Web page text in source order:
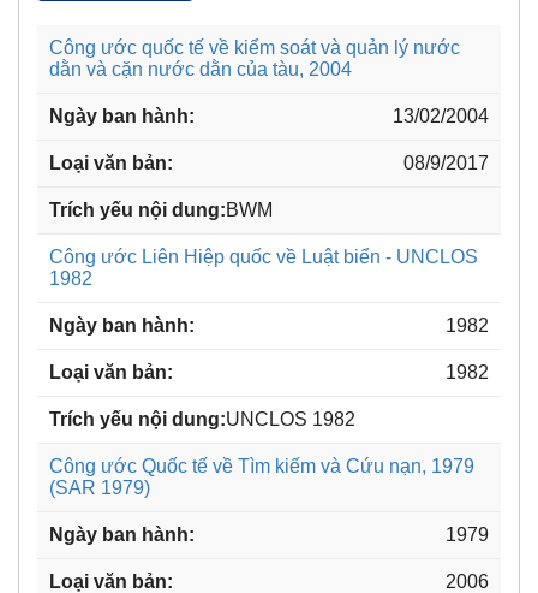
Công ước quốc tế về kiểm soát và quản lý nước
dằn và cặn nước dằn của tàu, 2004
13/02/2004
08/9/2017
BWM
Công ước Liên Hiệp quốc về Luật biển - UNCLOS
1982
1982
1982
UNCLOS 1982
Công ước Quốc tế về Tìm kiếm và Cứu nạn, 1979
(SAR 1979)
1979
2006